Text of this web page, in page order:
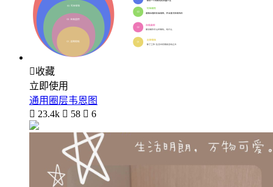
收藏
立即使用
通用圈层韦恩图
 23.4k  58  6